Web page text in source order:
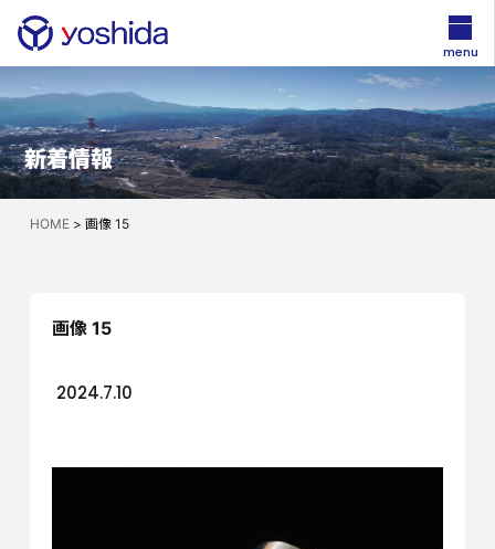
新着情報
HOME> 画像 15
画像 15
2024.7.10
menu